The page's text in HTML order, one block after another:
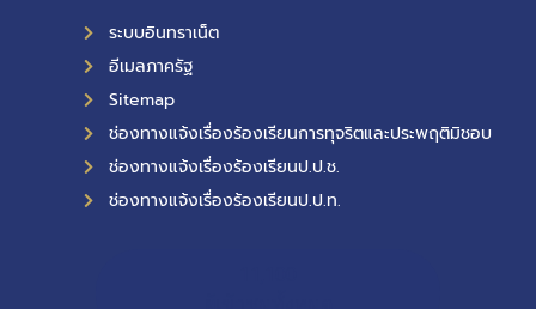
ระบบอินทราเน็ต
อีเมลภาครัฐ
Sitemap
ช่องทางแจ้งเรื่องร้องเรียนการทุจริตและประพฤติมิชอบ
ช่องทางแจ้งเรื่องร้องเรียนป.ป.ช.
ช่องทางแจ้งเรื่องร้องเรียนป.ป.ท.